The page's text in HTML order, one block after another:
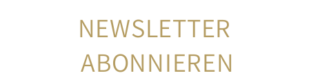
NEWSLETTER
ABONNIEREN